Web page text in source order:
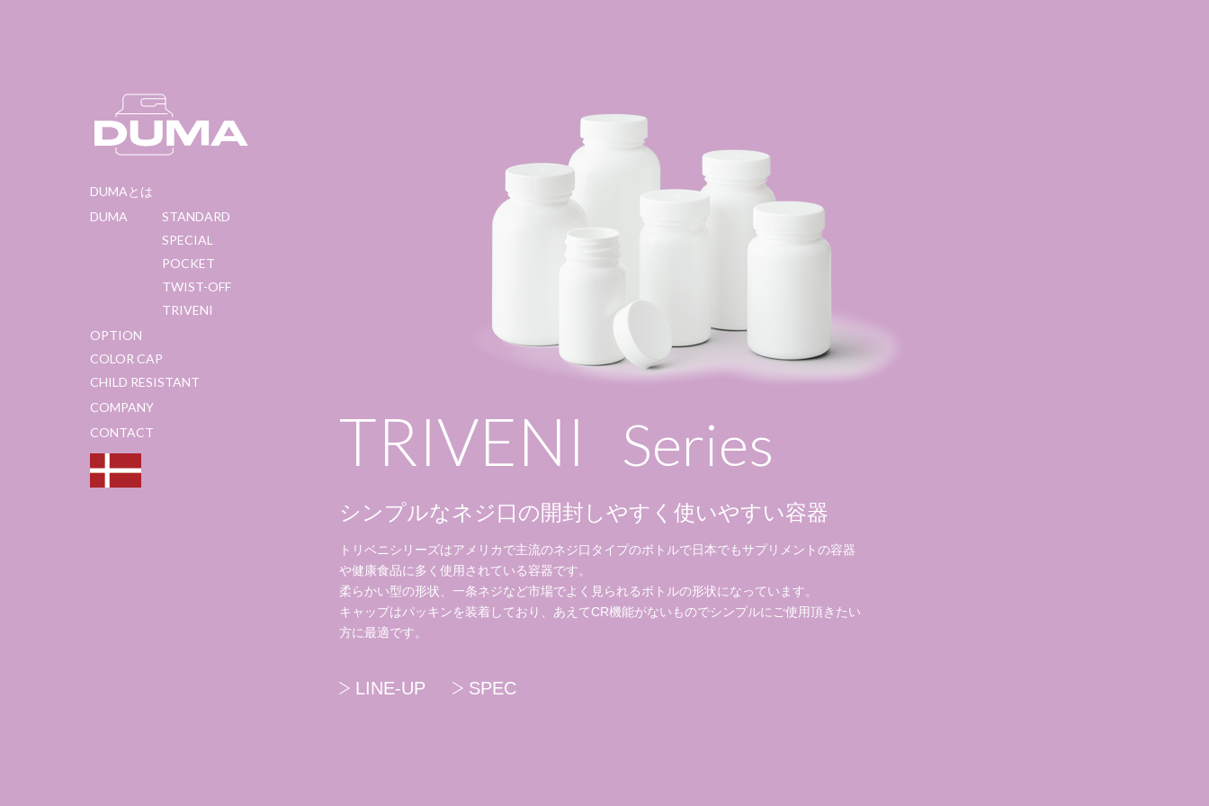
DUMAとは
DUMA
STANDARD
SPECIAL
POCKET
TWIST-OFF
TRIVENI
OPTION
COLOR CAP
CHILD RESISTANT
COMPANY
CONTACT
TRIVENI Series
シンプルなネジ口の開封しやすく使いやすい容器
トリベニシリーズはアメリカで主流のネジ口タイプのボトルで日本でもサプリメントの容器
や健康食品に多く使用されている容器です。
柔らかい型の形状、一条ネジなど市場でよく見られるボトルの形状になっています。
キャップはパッキンを装着しており、あえてCR機能がないものでシンプルにご使用頂きたい
方に最適です。
LINE-UP SPEC